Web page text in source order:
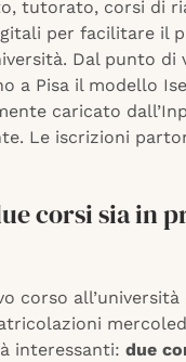
tutorato, corsi di
per facilitare il
Dal punto di
a Pisa il modello
caricato
Le iscrizioni
corsi sia in
corso
interessanti: due